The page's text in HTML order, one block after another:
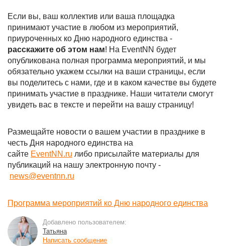
Если вы, ваш коллектив или ваша площадка
принимают участие в любом из мероприятий,
приуроченных ко Дню народного единства -
расскажите об этом нам! На EventNN будет
опубликована полная программа мероприятий, и мы
обязательно укажем ссылки на ваши страницы, если
вы поделитесь с нами, где и в каком качестве вы будете
принимать участие в празднике. Наши читатели смогут
увидеть вас в тексте и перейти на вашу страницу!
Размещайте новости о вашем участии в празднике в
честь Дня народного единства на
сайте EventNN.ru либо присылайте материалы для
публикаций на нашу электронную почту -
news@eventnn.ru
Программа мероприятий ко Дню народного единства
Добавлено пользователем:
Татьяна
Написать сообщение